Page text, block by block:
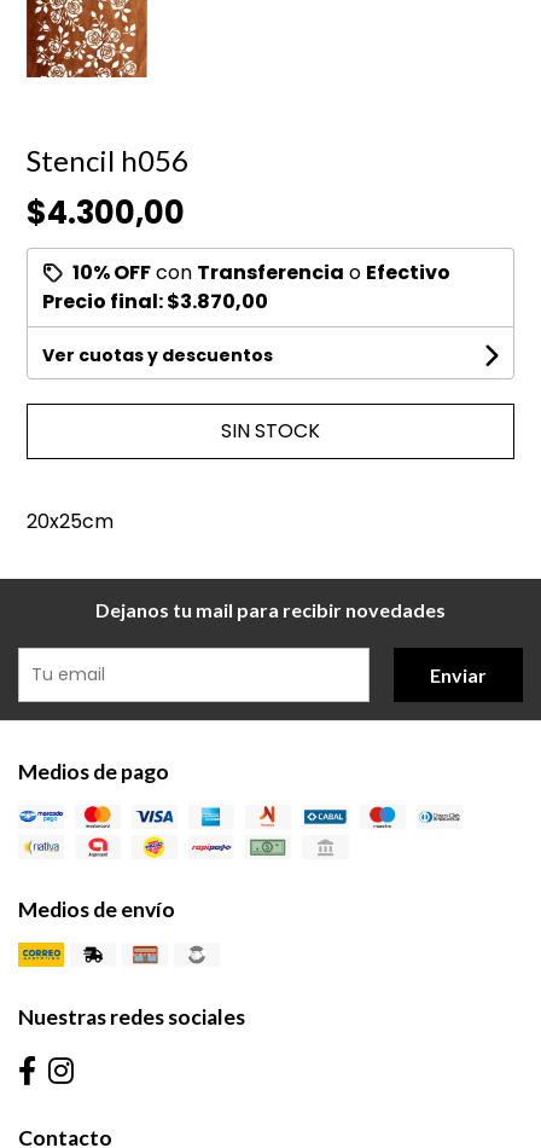
Stencil h056
$4.300,00
10% OFFcon Transferencia o Efectivo
Precio final:$3.870,00
Ver cuotas y descuentos
SIN STOCK
20x25cm
Dejanos tu mail para recibir novedades
Enviar
Medios de pago
Medios de envío
Nuestras redes sociales
Contacto